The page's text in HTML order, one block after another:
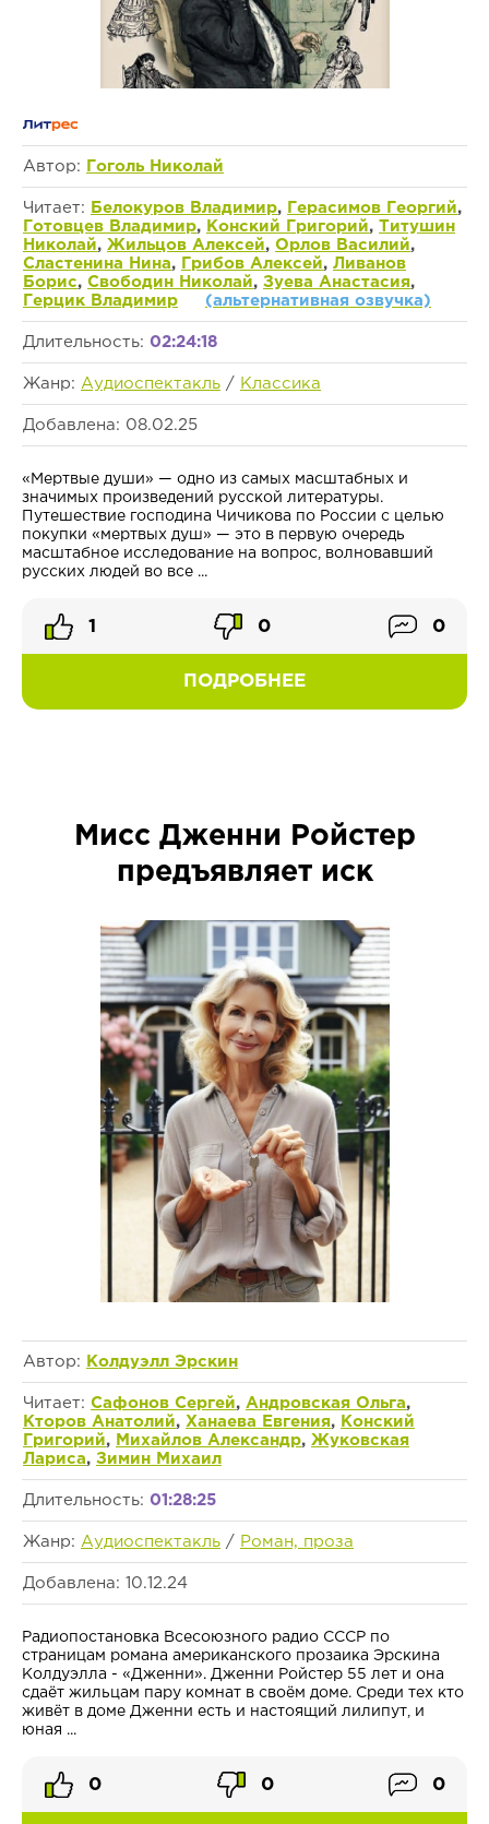
Автор: Гоголь Николай
Читает: Белокуров Владимир, Герасимов Георгий,
Готовцев Владимир, Конский Григорий, Титушин
Николай, Жильцов Алексей, Орлов Василий,
Сластенина Нина, Грибов Алексей, Ливанов
Борис, Свободин Николай, Зуева Анастасия,
Герцик Владимир
(альтернативная озвучка)
Длительность: 02:24:18
Жанр: Аудиоспектакль / Классика
Добавлена: 08.02.25
«Мертвые души» — одно из самых масштабных и
значимых произведений русской литературы.
Путешествие господина Чичикова по России с целью
покупки «мертвых душ» — это в первую очередь
масштабное исследование на вопрос, волновавший
русских людей во все ...
ПОДРОБНЕЕ
1 0 0
Мисс Дженни Ройстер
предъявляет иск
Автор: Колдуэлл Эрскин
Читает: Сафонов Сергей, Андровская Ольга,
Кторов Анатолий, Ханаева Евгения,
Конский
Григорий, Михайлов Александр, Жуковская
Лариса, Зимин Михаил
Длительность: 01:28:25
Жанр: Аудиоспектакль / Роман, проза
Добавлена: 10.12.24
Радиопостановка Всесоюзного радио СССР по
страницам романа американского прозаика Эрскина
Колдуэлла - «Дженни». Дженни Ройстер 55 лет и она
сдаёт жильцам пару комнат в своём доме. Среди тех кто
живёт в доме Дженни есть и настоящий лилипут, и
юная ...
0 0 0